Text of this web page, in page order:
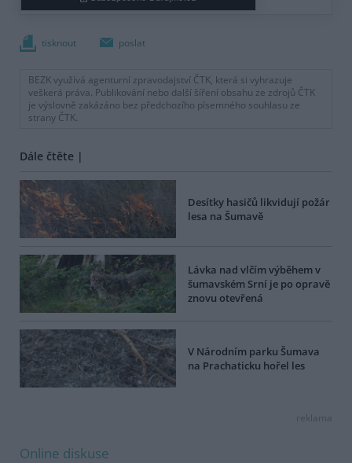
tisknout poslat
BEZK využívá agenturní zpravodajství ČTK, která si vyhrazuje
veškerá práva. Publikování nebo další šíření obsahu ze zdrojů ČTK
je výslovně zakázáno bez předchozího písemného souhlasu ze
strany ČTK.
Dále čtěte |
Desítky hasičů likvidují požár
lesa na Šumavě
Lávka nad vlčím výběhem v
šumavském Srní je po opravě
znovu otevřená
V Národním parku Šumava
na Prachaticku hořel les
reklama
Online diskuse